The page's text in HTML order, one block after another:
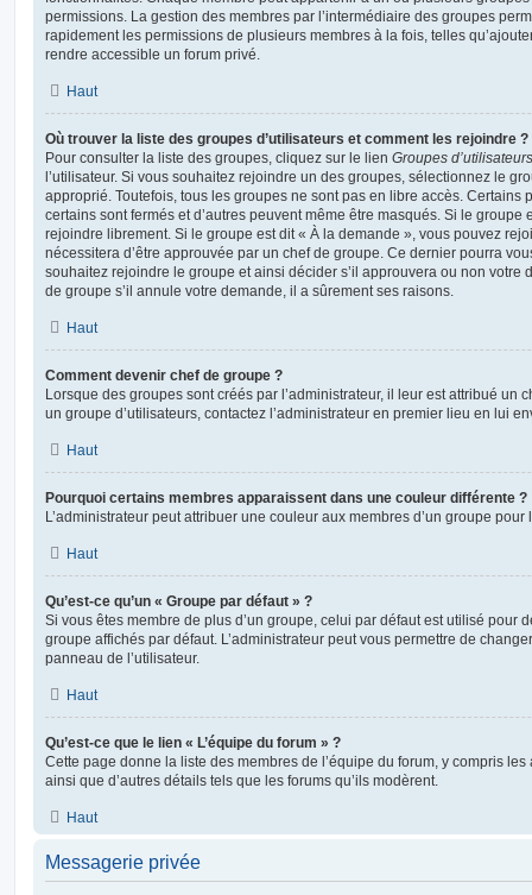
permissions. La gestion des membres par l’intermédiaire des groupes
rapidement les permissions de plusieurs membres à la fois, telles
rendre accessible un forum privé.
Haut
Où trouver la liste des groupes d’utilisateurs et comment les rejoindre ?
Pour consulter la liste des groupes, cliquez sur le lien Groupes d’utilisateurs
l’utilisateur. Si vous souhaitez rejoindre un des groupes, sélectionnez le
approprié. Toutefois, tous les groupes ne sont pas en libre accès. Certains
certains sont fermés et d’autres peuvent même être masqués. Si le groupe
rejoindre librement. Si le groupe est dit « À la demande », vous pouvez
nécessitera d’être approuvée par un chef de groupe. Ce dernier pourra
souhaitez rejoindre le groupe et ainsi décider s’il approuvera ou non votre
de groupe s’il annule votre demande, il a sûrement ses raisons.
Haut
Comment devenir chef de groupe ?
Lorsque des groupes sont créés par l’administrateur, il leur est attribué un
un groupe d’utilisateurs, contactez l’administrateur en premier lieu en lui
Haut
Pourquoi certains membres apparaissent dans une couleur différente ?
L’administrateur peut attribuer une couleur aux membres d’un groupe
Haut
Qu’est-ce qu’un « Groupe par défaut » ?
Si vous êtes membre de plus d’un groupe, celui par défaut est utilisé pour
groupe affichés par défaut. L’administrateur peut vous permettre de
panneau de l’utilisateur.
Haut
Qu’est-ce que le lien « L’équipe du forum » ?
Cette page donne la liste des membres de l’équipe du forum, y compris
ainsi que d’autres détails tels que les forums qu’ils modèrent.
Haut
Messagerie privée